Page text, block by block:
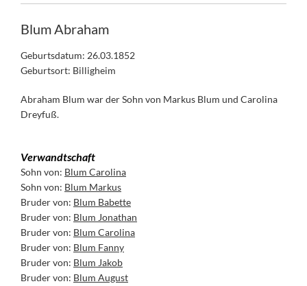
Blum Abraham
Geburtsdatum: 26.03.1852
Geburtsort: Billigheim
Abraham Blum war der Sohn von Markus Blum und Carolina
Dreyfuß.
Verwandtschaft
Sohn von: Blum Carolina
Sohn von: Blum Markus
Bruder von: Blum Babette
Bruder von: Blum Jonathan
Bruder von: Blum Carolina
Bruder von: Blum Fanny
Bruder von: Blum Jakob
Bruder von: Blum August